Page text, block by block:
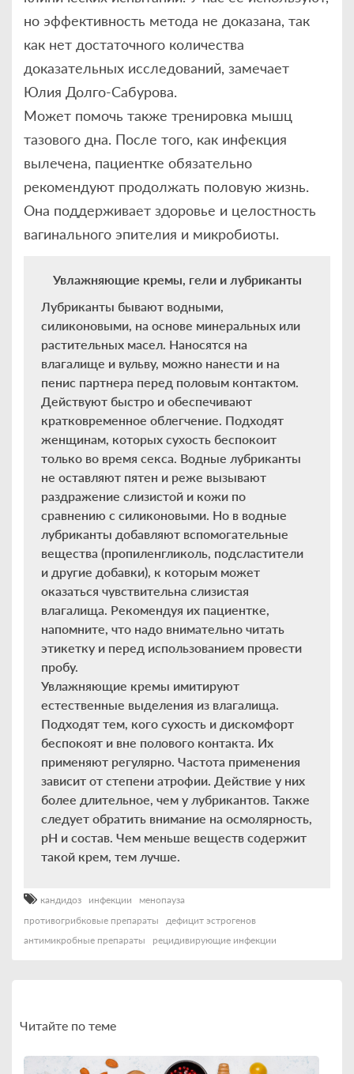
но эффективность метода не доказана, так
как нет достаточного количества
доказательных исследований, замечает
Юлия Долго-Сабурова.
Может помочь также тренировка мышц
тазового дна. После того, как инфекция
вылечена, пациентке обязательно
рекомендуют продолжать половую жизнь.
Она поддерживает здоровье и целостность
вагинального эпителия и микробиоты.
Увлажняющие кремы, гели и лубриканты
Лубриканты бывают водными,
силиконовыми, на основе минеральных или
растительных масел. Наносятся на
влагалище и вульву, можно нанести и на
пенис партнера перед половым контактом.
Действуют быстро и обеспечивают
кратковременное облегчение. Подходят
женщинам, которых сухость беспокоит
только во время секса. Водные лубриканты
не оставляют пятен и реже вызывают
раздражение слизистой и кожи по
сравнению с силиконовыми. Но в водные
лубриканты добавляют вспомогательные
вещества (пропиленгликоль, подсластители
и другие добавки), к которым может
оказаться чувствительна слизистая
влагалища. Рекомендуя их пациентке,
напомните, что надо внимательно читать
этикетку и перед использованием провести
пробу.
Увлажняющие кремы имитируют
естественные выделения из влагалища.
Подходят тем, кого сухость и дискомфорт
беспокоят и вне полового контакта. Их
применяют регулярно. Частота применения
зависит от степени атрофии. Действие у них
более длительное, чем у лубрикантов. Также
следует обратить внимание на осмолярность,
рН и состав. Чем меньше веществ содержит
такой крем, тем лучше.
кандидоз инфекции
менопауза
противогрибковые препараты
дефицит эстрогенов
антимикробные препараты
рецидивирующие инфекции
Читайте по теме